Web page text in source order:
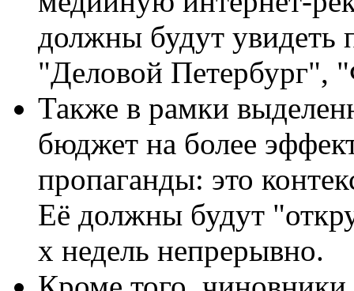
должны будут увидеть
"Деловой Петербург",
Также в рамки
бюджет на более
пропаганды: это
Её должны будут
х недель непрерывно.